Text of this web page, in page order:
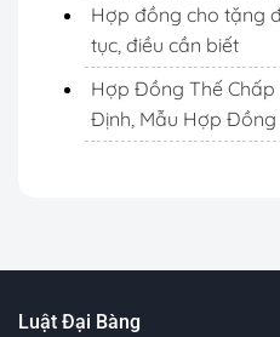
Hợp đồng cho tặng
tục, điều cần biết
Hợp Đồng Thế Chấp
Định, Mẫu Hợp Đồng
Luật Đại Bàng